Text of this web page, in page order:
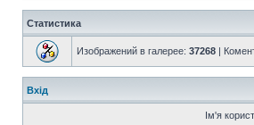
Статистика
Изображений в галерее: 37268 |
Вхід
Ім'я